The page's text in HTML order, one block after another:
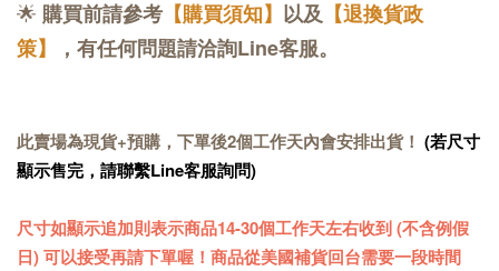
🌟 購買前請參考 【購買須知】 以及 【退換貨政
策】
，有任何問題請洽詢Line客服。
此賣場為現貨+預購，下單後2個工作天內會安排出貨！ (若尺寸
顯示售完，請聯繫Line客服詢問)
尺寸如顯示追加則表示商品14-30個工作天左右收到 (不含例假
日) 可以接受再請下單喔！商品從美國補貨回台需要一段時間